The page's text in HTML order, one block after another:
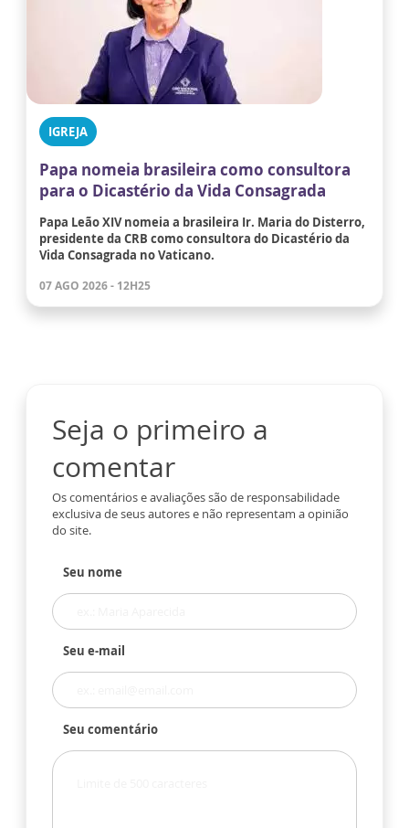
IGREJA
Papa nomeia brasileira como consultora
para o Dicastério da Vida Consagrada
Papa Leão XIV nomeia a brasileira Ir. Maria do Disterro,
presidente da CRB como consultora do Dicastério da
Vida Consagrada no Vaticano.
07 AGO 2026 - 12H25
Seja o primeiro a
comentar
Os comentários e avaliações são de responsabilidade
exclusiva de seus autores e não representam a opinião
do site.
Seu nome
Seu e-mail
Seu comentário